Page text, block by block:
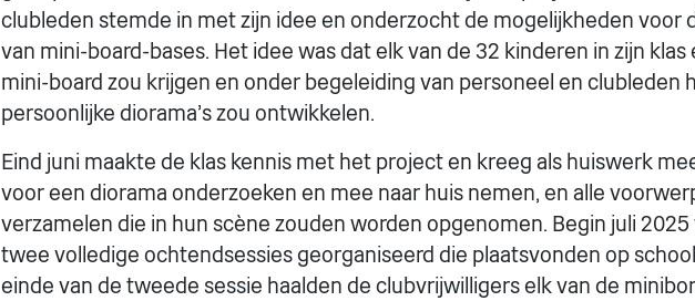
clubleden stemde in met zijn idee en onderzocht de mogelijkheden voor
van mini-board-bases. Het idee was dat elk van de 32 kinderen in zijn klas
mini-board zou krijgen en onder begeleiding van personeel en clubleden
persoonlijke diorama's zou ontwikkelen.
Eind juni maakte de klas kennis met het project en kreeg als huiswerk
voor een diorama onderzoeken en mee naar huis nemen, en alle
verzamelen die in hun scène zouden worden opgenomen. Begin juli
twee volledige ochtendsessies georganiseerd die plaatsvonden op
einde van de tweede sessie haalden de clubvrijwilligers elk van de